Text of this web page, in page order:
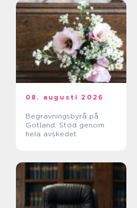
08. augusti 2026
Begravningsbyrå på
Gotland: Stöd genom
hela avskedet